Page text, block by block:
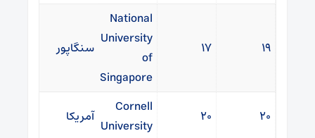
۱۹ ۱۷
National
University
of
Singapore
سنگاپور
۲۰ ۲۰
Cornell
University آمریکا